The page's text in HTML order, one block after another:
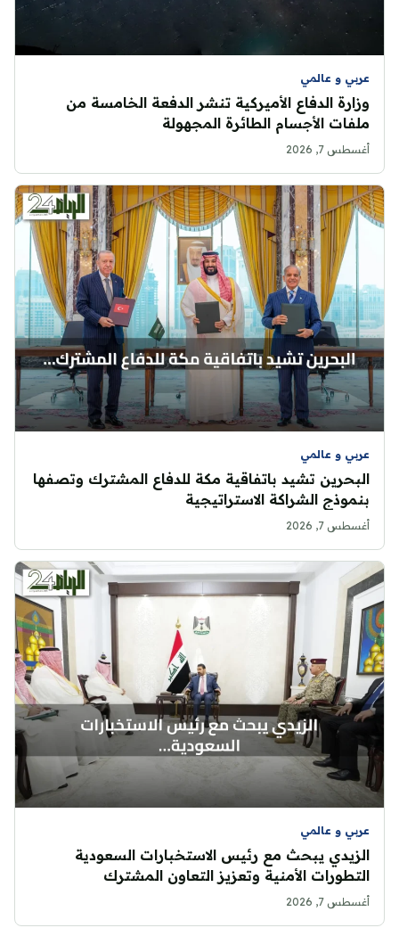
عربي و عالمي
وزارة الدفاع الأميركية تنشر الدفعة الخامسة من
ملفات الأجسام الطائرة المجهولة
أغسطس 7, 2026
عربي و عالمي
البحرين تشيد باتفاقية مكة للدفاع المشترك وتصفها
بنموذج الشراكة الاستراتيجية
أغسطس 7, 2026
عربي و عالمي
الزيدي يبحث مع رئيس الاستخبارات السعودية
التطورات الأمنية وتعزيز التعاون المشترك
أغسطس 7, 2026